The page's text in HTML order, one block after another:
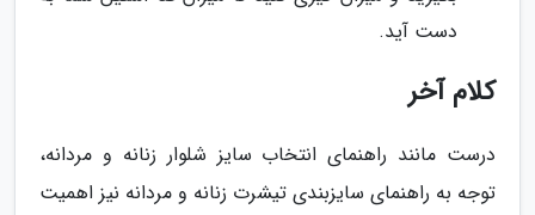
دست آید.
کلام آخر
درست مانند راهنمای انتخاب سایز شلوار زنانه و مردانه،
توجه به راهنمای سایزبندی تیشرت زنانه و مردانه نیز اهمیت